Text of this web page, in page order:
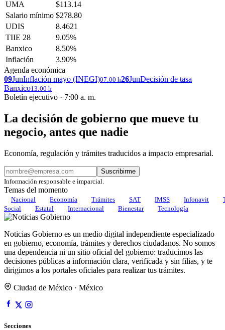
UMA
$113.14
Salario mínimo $278.80
UDIS
8.4621
TIIE 28
9.05%
Banxico
8.50%
Inflación
3.90%
Agenda económica
09JunInflación mayo (INEGI)07:00 h26JunDecisión de tasa
Banxico13:00 h
Boletín ejecutivo · 7:00 a. m.
La decisión de gobierno que mueve tu
negocio, antes que nadie
Economía, regulación y trámites traducidos a impacto empresarial.
Suscribirme
Información responsable e imparcial.
Temas del momento
Nacional Economía Trámites SAT IMSS Infonavit
Social
Estatal Internacional Bienestar Tecnología
Noticias Gobierno es un medio digital independiente especializado
en gobierno, economía, trámites y derechos ciudadanos. No somos
una dependencia ni un sitio oficial del gobierno: traducimos las
decisiones públicas a información clara, verificada y sin filias, y te
dirigimos a los portales oficiales para realizar tus trámites.
Ciudad de México · México
Secciones